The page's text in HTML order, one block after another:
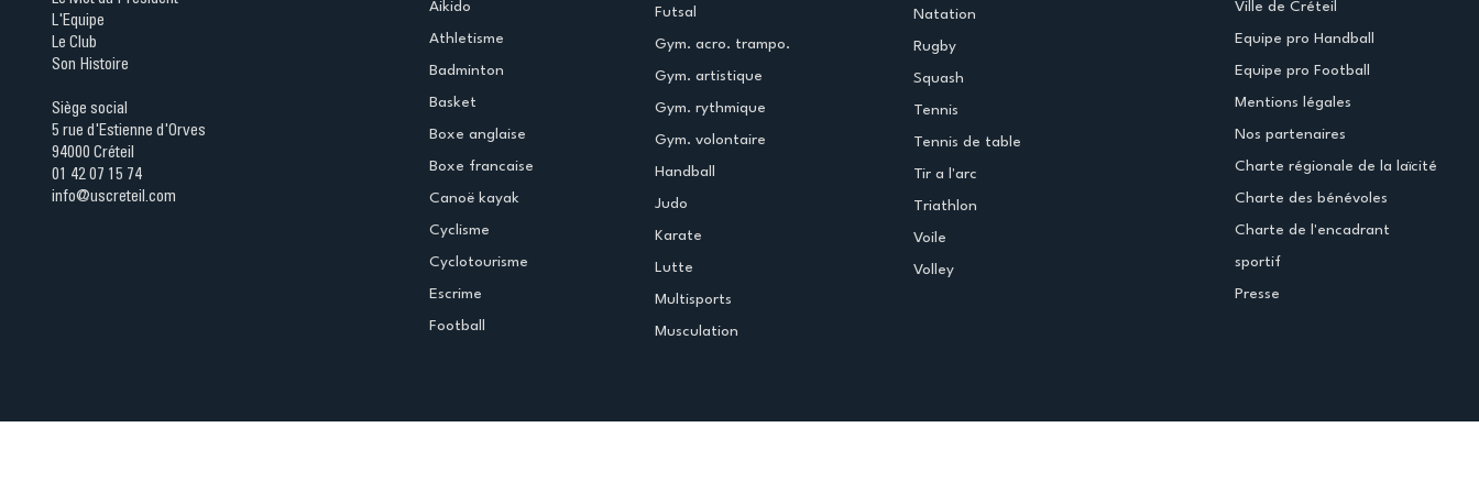
L'Equipe
Le Club
Son Histoire
Siège social
5 rue d'Estienne d'Orves
94000 Créteil
01 42 07 15 74
info@uscreteil.com
Aikido
Athletisme
Badminton
Basket
Boxe anglaise
Boxe francaise
Canoë kayak
Cyclisme
Cyclotourisme
Escrime
Football
Futsal
Gym. acro. trampo.
Gym. artistique
Gym. rythmique
Gym. volontaire
Handball
Judo
Karate
Lutte
Multisports
Musculation
Natation
Rugby
Squash
Tennis
Tennis de table
Tir a l'arc
Triathlon
Voile
Volley
Ville de Créteil
Equipe pro Handball
Equipe pro Football
Mentions légales
Nos partenaires
Charte régionale de la laïcité
Charte des bénévoles
Charte de l'encadrant
sportif
Presse